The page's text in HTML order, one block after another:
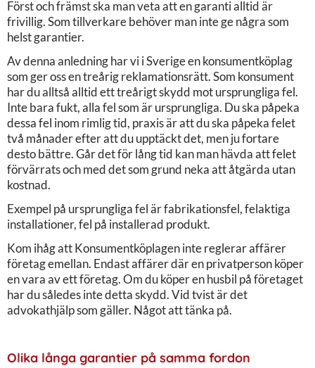
Först och främst ska man veta att en garanti alltid är
frivillig. Som tillverkare behöver man inte ge några som
helst garantier.
Av denna anledning har vi i Sverige en konsumentköplag
som ger oss en treårig reklamationsrätt. Som konsument
har du alltså alltid ett treårigt skydd mot ursprungliga fel.
Inte bara fukt, alla fel som är ursprungliga. Du ska påpeka
dessa fel inom rimlig tid, praxis är att du ska påpeka felet
två månader efter att du upptäckt det, men ju fortare
desto bättre. Går det för lång tid kan man hävda att felet
förvärrats och med det som grund neka att åtgärda utan
kostnad.
Exempel på ursprungliga fel är fabrikationsfel, felaktiga
installationer, fel på installerad produkt.
Kom ihåg att Konsumentköplagen inte reglerar affärer
företag emellan. Endast affärer där en privatperson köper
en vara av ett företag. Om du köper en husbil på företaget
har du således inte detta skydd. Vid tvist är det
advokathjälp som gäller. Något att tänka på.
Olika långa garantier på samma fordon